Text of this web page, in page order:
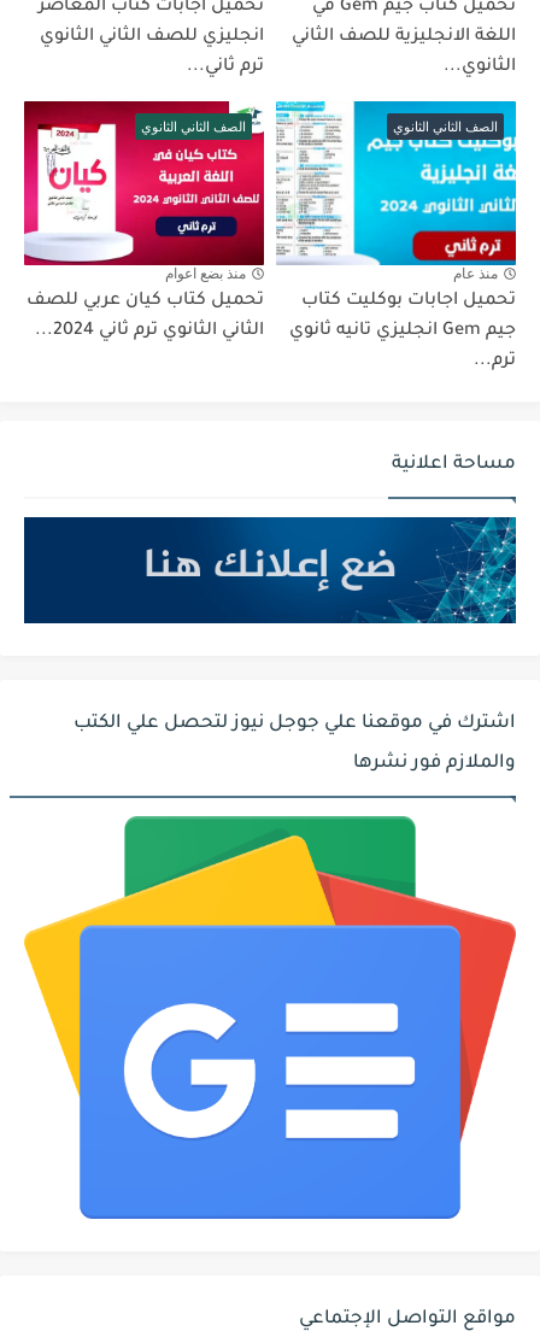
تحميل كتاب جيم Gem في
اللغة الانجليزية للصف الثاني
الثانوي...
تحميل اجابات كتاب المعاصر
انجليزي للصف الثاني الثانوي
ترم ثاني...
الصف الثاني الثانوي
منذ عام
تحميل اجابات بوكليت كتاب
جيم Gem انجليزي تانيه ثانوي
ترم...
الصف الثاني الثانوي
منذ بضع اعوام
تحميل كتاب كيان عربي للصف
الثاني الثانوي ترم ثاني 2024...
مساحة اعلانية
اشترك في موقعنا علي جوجل نيوز لتحصل علي الكتب
والملازم فور نشرها
مواقع التواصل الإجتماعي